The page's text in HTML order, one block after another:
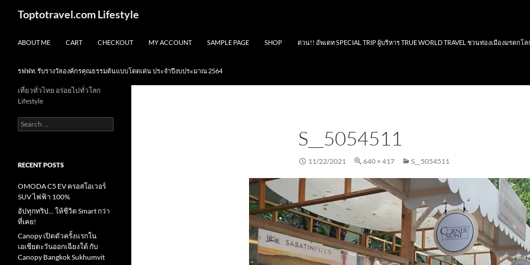
Toptotravel.com Lifestyle
ABOUT ME CART CHECKOUT MY ACCOUNT SAMPLE PAGE SHOP ด่วน!! อัพเดท SPECIAL TRIP ผู้บริหาร TRUE WORLD TRAVEL ชวนท่องเมืองมรดกโล
รฟฟท. รับรางวัลองค์กรคุณธรรมต้นแบบโดดเด่น ประจำปีงบประมาณ 2564
S__5054511
11/22/2021 640 × 417 S__5054511
เที่ยวทั่วไทย อร่อยไปทั่วโลก
Lifestyle
Search
for:
RECENT POSTS
OMODA C5 EV ครอสโอเวอร์
SUV ไฟฟ้า 100%
อัปทุกทริป… ให้ชีวิต Smart กว่า
ที่เคย!
Canopy เปิดตัวครั้งแรกใน
เอเชียตะวันออกเฉียงใต้ กับ
Canopy Bangkok Sukhumvit